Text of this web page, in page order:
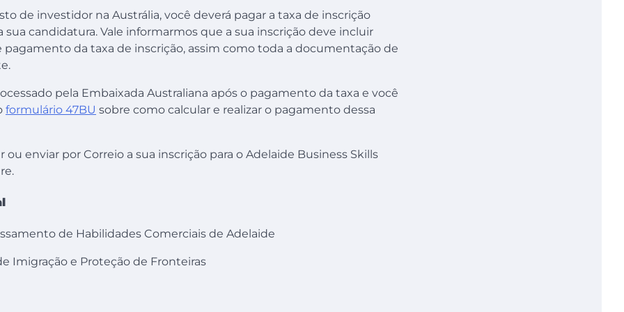
de investidor na Austrália, você deverá pagar a taxa de inscrição
sua candidatura. Vale informarmos que a sua inscrição deve incluir
da taxa de inscrição, assim como toda a documentação de
pela Embaixada Australiana após o pagamento da taxa e você
formulário 47BU sobre como calcular e realizar o pagamento dessa
ou enviar por Correio a sua inscrição para o Adelaide Business Skills
de Habilidades Comerciais de Adelaide
Imigração e Proteção de Fronteiras